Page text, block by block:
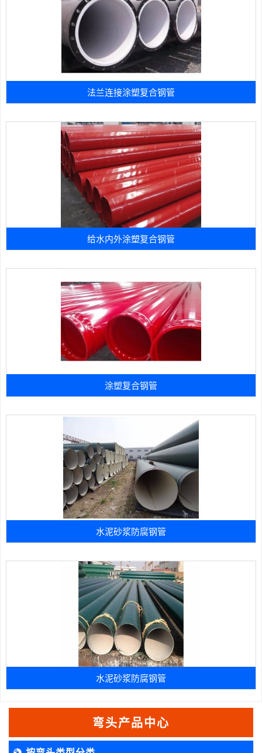
法兰连接涂塑复合钢管
给水内外涂塑复合钢管
涂塑复合钢管
水泥砂浆防腐钢管
水泥砂浆防腐钢管
弯头产品中心